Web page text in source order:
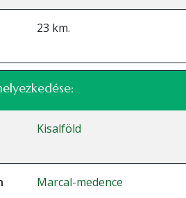
23 km.
Kisalföld
Marcal-medence